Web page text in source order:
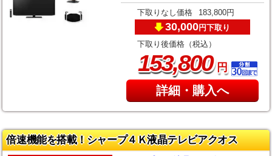
下取りなし価格 183,800円
30,000円下取り
下取り後価格（税込）
153,800円
詳細・購入へ
倍速機能を搭載！シャープ４Ｋ液晶テレビアクオス